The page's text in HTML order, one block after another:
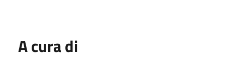
A cura di